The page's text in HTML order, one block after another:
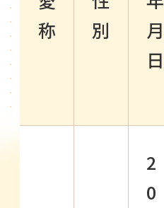
称
別
月
日
2
0